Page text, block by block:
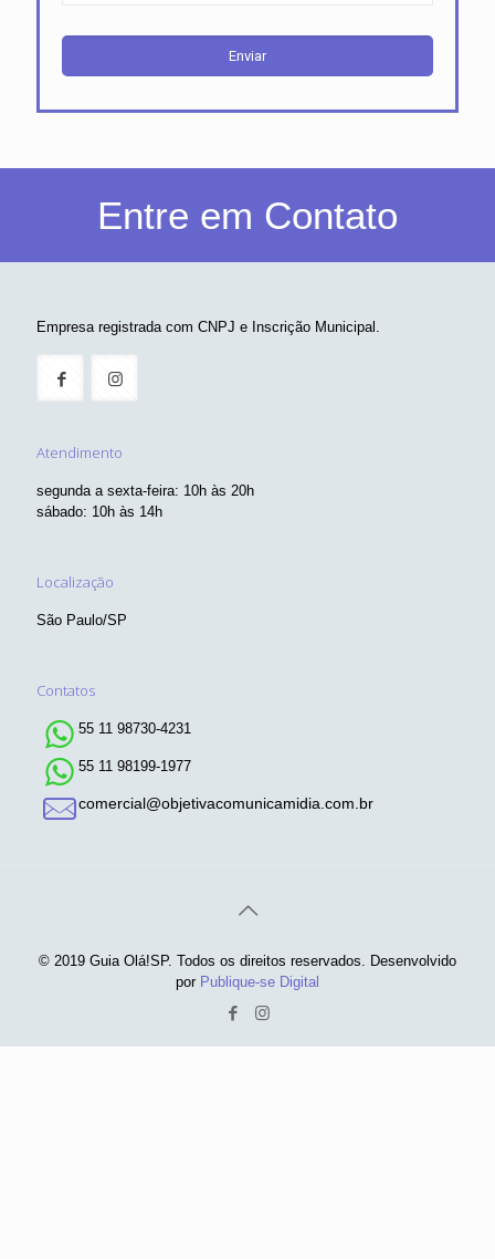
Entre em Contato
Empresa registrada com CNPJ e Inscrição Municipal.
Atendimento
segunda a sexta-feira: 10h às 20h
sábado: 10h às 14h
Localização
São Paulo/SP
Contatos
55 11 98730-4231
55 11 98199-1977
comercial@objetivacomunicamidia.com.br
© 2019 Guia Olá!SP. Todos os direitos reservados. Desenvolvido
por Publique-se Digital